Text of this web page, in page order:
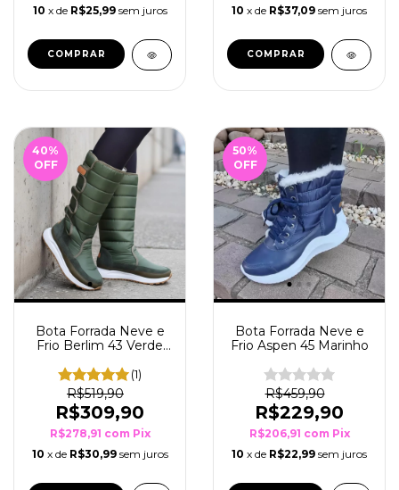
10 x de R$25,99 sem juros
COMPRAR
10 x de R$37,09 sem juros
COMPRAR
40%
OFF
Bota Forrada Neve e
Frio Berlim 43 Verde
(1)
R$519,90
R$309,90
R$278,91 com Pix
10 x de R$30,99 sem juros
50%
OFF
Bota Forrada Neve e
Frio Aspen 45 Marinho
R$459,90
R$229,90
R$206,91 com Pix
10 x de R$22,99 sem juros